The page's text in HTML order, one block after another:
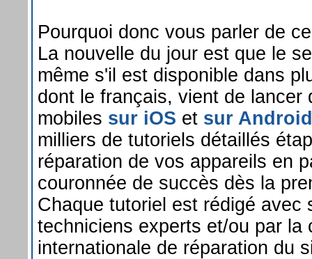
Pourquoi donc vous parler de
La nouvelle du jour est que le
même s'il est disponible dans
dont le français, vient de lancer
mobiles sur iOS et sur Android
milliers de tutoriels détaillés
réparation de vos appareils en
couronnée de succès dès la
Chaque tutoriel est rédigé avec
techniciens experts et/ou par la
internationale de réparation du